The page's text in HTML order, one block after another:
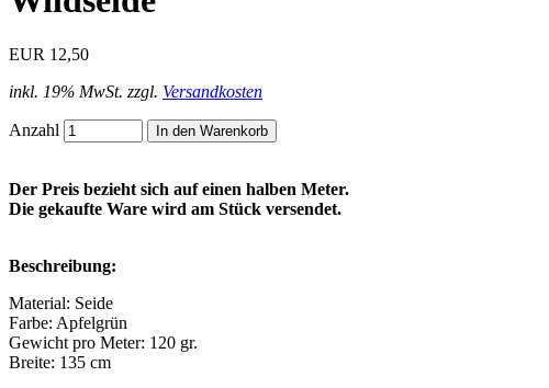
EUR 12,50
inkl. 19% MwSt. zzgl. Versandkosten
Anzahl
Der Preis bezieht sich auf einen halben Meter.
Die gekaufte Ware wird am Stück versendet.
Beschreibung:
Material: Seide
Farbe: Apfelgrün
Gewicht pro Meter: 120 gr.
Breite: 135 cm